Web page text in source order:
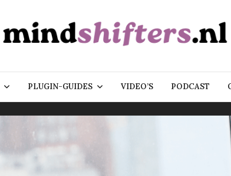
PLUGIN-GUIDES VIDEO’S PODCAST